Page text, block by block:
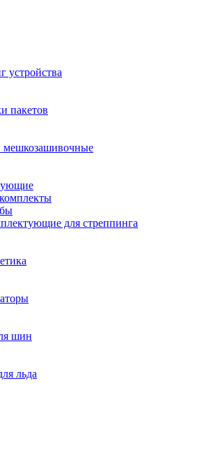
устройства
пакетов
для стреппинга
шин
льда